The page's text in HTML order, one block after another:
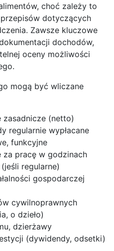
choć zależy to
dotyczących
Zawsze kluczowe
dochodów,
oceny możliwości
mogą być wliczane
zasadnicze (netto)
regularnie wypłacane
funkcyjne
za pracę w godzinach
regularne)
gospodarczej
cywilnoprawnych
o dzieło)
dzierżawy
(dywidendy, odsetki)